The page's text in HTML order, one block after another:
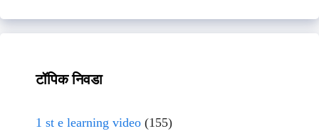
टॉपिक निवडा
1 st e learning video (155)